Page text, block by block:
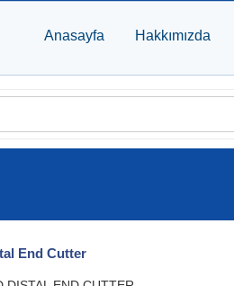
Anasayfa Hakkımızda
End Cutter